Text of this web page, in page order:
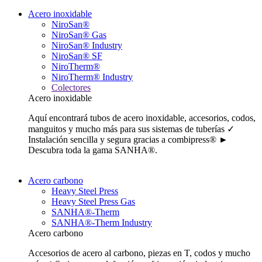
Acero inoxidable
NiroSan®
NiroSan® Gas
NiroSan® Industry
NiroSan® SF
NiroTherm®
NiroTherm® Industry
Colectores
Acero inoxidable
Aquí encontrará tubos de acero inoxidable, accesorios, codos,
manguitos y mucho más para sus sistemas de tuberías ✓
Instalación sencilla y segura gracias a combipress® ►
Descubra toda la gama SANHA®.
Acero carbono
Heavy Steel Press
Heavy Steel Press Gas
SANHA®-Therm
SANHA®-Therm Industry
Acero carbono
Accesorios de acero al carbono, piezas en T, codos y mucho